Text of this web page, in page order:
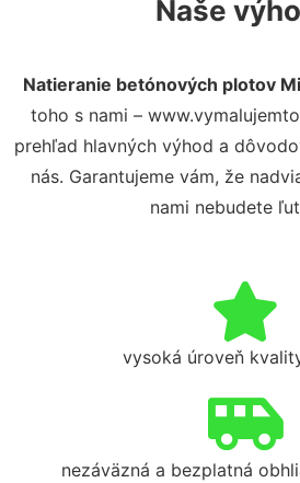
Naše
Natieranie betónových plotov
toho s nami –
prehľad hlavných výhod a
nás. Garantujeme vám, že
nami nebudete
vysoká úroveň
nezáväzná a bezplatná